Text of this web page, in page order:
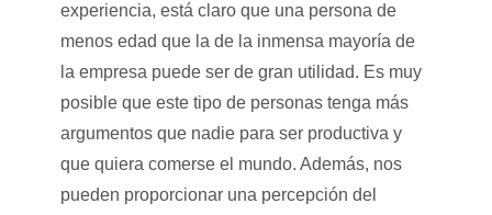
experiencia, está claro que una persona de
menos edad que la de la inmensa mayoría de
la empresa puede ser de gran utilidad. Es muy
posible que este tipo de personas tenga más
argumentos que nadie para ser productiva y
que quiera comerse el mundo. Además, nos
pueden proporcionar una percepción del